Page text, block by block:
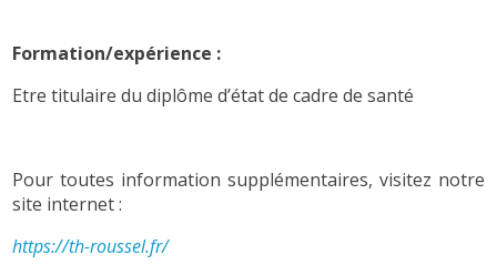
Formation/expérience :
Etre titulaire du diplôme d’état de cadre de santé
Pour toutes information supplémentaires, visitez notre
site internet :
https://th-roussel.fr/